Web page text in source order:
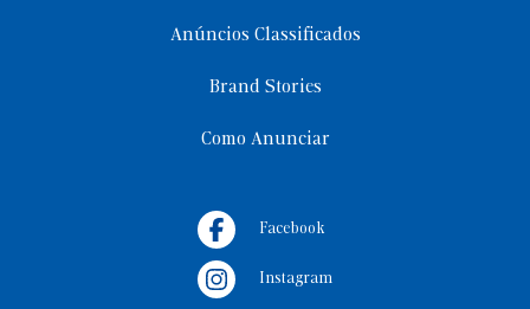
Anúncios Classificados
Brand Stories
Como Anunciar
Facebook
Instagram